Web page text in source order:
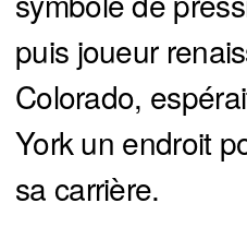
puis joueur
Colorado,
York un endroit
sa carrière.